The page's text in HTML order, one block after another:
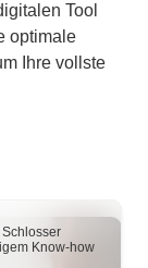
Schlosser
Know-how
Tool
optimale
Ihre vollste